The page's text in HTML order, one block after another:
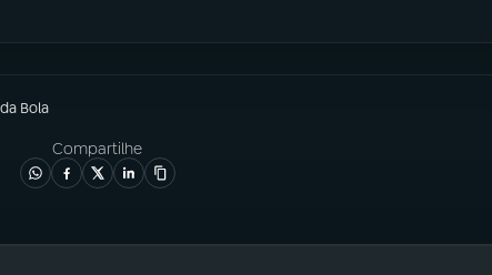
Bola
Compartilhe